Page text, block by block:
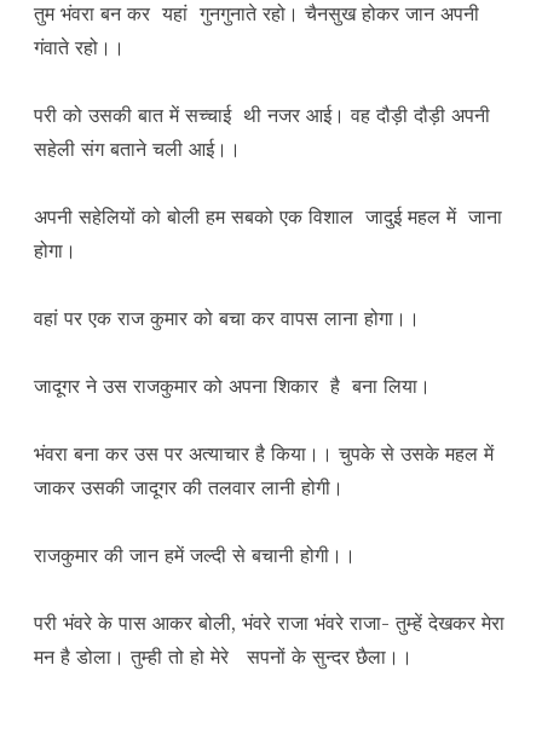
तुम भंवरा बन कर यहां गुनगुनाते रहो। चैनसुख होकर जान अपनी
गंवाते रहो।।
परी को उसकी बात में सच्चाई थी नजर आई। वह दौड़ी दौड़ी अपनी
सहेली संग बताने चली आई।।
अपनी सहेलियों को बोली हम सबको एक विशाल जादुई महल में जाना
होगा।
वहां पर एक राज कुमार को बचा कर वापस लाना होगा।।
जादूगर ने उस राजकुमार को अपना शिकार है बना लिया।
भंवरा बना कर उस पर अत्याचार है किया।। चुपके से उसके महल में
जाकर उसकी जादूगर की तलवार लानी होगी।
राजकुमार की जान हमें जल्दी से बचानी होगी।।
परी भंवरे के पास आकर बोली, भंवरे राजा भंवरे राजा- तुम्हें देखकर मेरा
मन है डोला। तुम्ही तो हो मेरे सपनों के सुन्दर छैला।।